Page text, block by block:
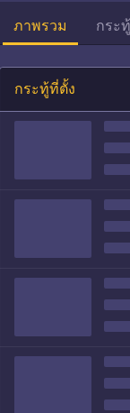
ภาพรวม กระ
กระทู้ที่ตั้ง